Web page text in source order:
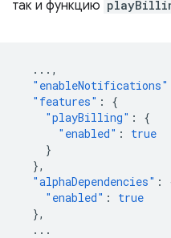
так и функцию
... ,
"enableNotifications"
"features" :
{
"playBilling" :
{
"enabled" :
true
}
},
"alphaDependencies" :
"enabled" :
true
},
...